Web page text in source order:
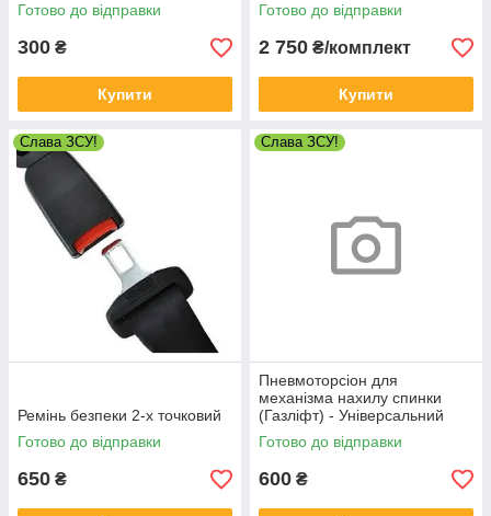
Готово до відправки
300 ₴
Купити
Готово до відправки
2 750 ₴/комплект
Купити
Слава ЗСУ!
Ремінь безпеки 2-х точковий
Готово до відправки
650 ₴
Слава ЗСУ!
Пневмоторсіон для
механізма нахилу спинки
(Газліфт) - Універсальний
Готово до відправки
600 ₴